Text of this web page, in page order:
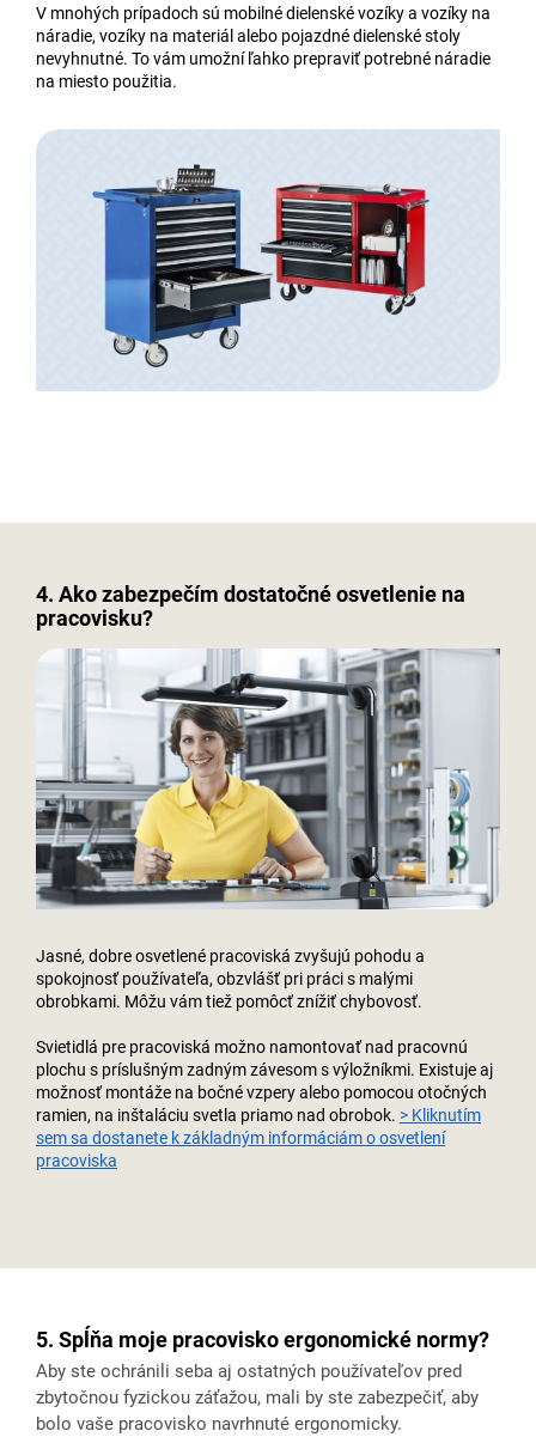
V mnohých prípadoch sú mobilné dielenské vozíky a vozíky na
náradie, vozíky na materiál alebo pojazdné dielenské stoly
nevyhnutné. To vám umožní ľahko prepraviť potrebné náradie
na miesto použitia.
4. Ako zabezpečím dostatočné osvetlenie na
pracovisku?
Jasné, dobre osvetlené pracoviská zvyšujú pohodu a
spokojnosť používateľa, obzvlášť pri práci s malými
obrobkami. Môžu vám tiež pomôcť znížiť chybovosť.
Svietidlá pre pracoviská možno namontovať nad pracovnú
plochu s príslušným zadným závesom s výložníkmi. Existuje aj
možnosť montáže na bočné vzpery alebo pomocou otočných
ramien, na inštaláciu svetla priamo nad obrobok. > Kliknutím
sem sa dostanete k základným informáciám o osvetlení
pracoviska
5. Spĺňa moje pracovisko ergonomické normy?
Aby ste ochránili seba aj ostatných používateľov pred
zbytočnou fyzickou záťažou, mali by ste zabezpečiť, aby
bolo vaše pracovisko navrhnuté ergonomicky.